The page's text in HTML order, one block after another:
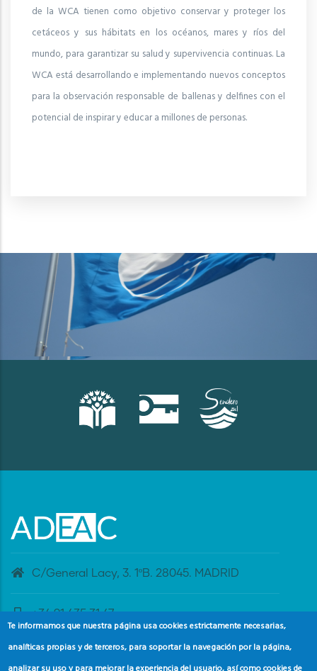
de la WCA tienen como objetivo conservar y proteger los
cetáceos y sus hábitats en los océanos, mares y ríos del
mundo, para garantizar su salud y supervivencia continuas. La
WCA está desarrollando e implementando nuevos conceptos
para la observación responsable de ballenas y delfines con el
potencial de inspirar y educar a millones de personas.
C/General Lacy, 3. 1ºB. 28045. MADRID
+34 91 435 31 47
banderaazul@adeac.es
Te informamos que nuestra página usa cookies estrictamente necesarias,
analíticas propias y de terceros, para soportar la navegación por la página,